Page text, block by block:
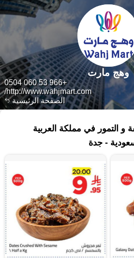
الصفحة الرئيسية
+966 53 060 0504
http://www.wahjmart.com/
وهج مارت
و التمور في مملكة العربية
- جدة